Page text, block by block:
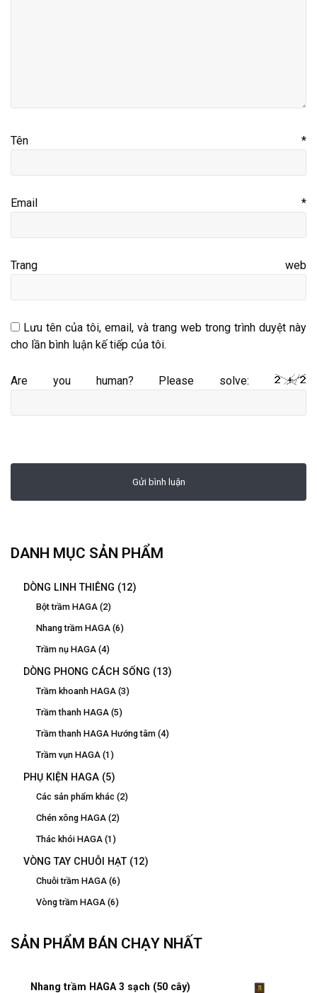
Tên *
Email *
Trang web
Lưu tên của tôi, email, và trang web trong trình duyệt này
cho lần bình luận kế tiếp của tôi.
Are you human? Please solve:
DANH MỤC SẢN PHẨM
DÒNG LINH THIÊNG (12)
Bột trầm HAGA (2)
Nhang trầm HAGA (6)
Trầm nụ HAGA (4)
DÒNG PHONG CÁCH SỐNG (13)
Trầm khoanh HAGA (3)
Trầm thanh HAGA (5)
Trầm thanh HAGA Hướng tâm (4)
Trầm vụn HAGA (1)
PHỤ KIỆN HAGA (5)
Các sản phẩm khác (2)
Chén xông HAGA (2)
Thác khói HAGA (1)
VÒNG TAY CHUỖI HẠT (12)
Chuỗi trầm HAGA (6)
Vòng trầm HAGA (6)
SẢN PHẨM BÁN CHẠY NHẤT
Nhang trầm HAGA 3 sạch (50 cây)